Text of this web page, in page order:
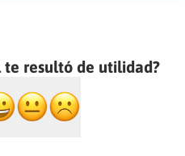
te resultó de utilidad?